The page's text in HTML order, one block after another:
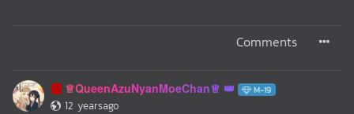
Comments
🅰️ ♕QueenAzuNyanMoeChan♕ M-19
12 yearsago